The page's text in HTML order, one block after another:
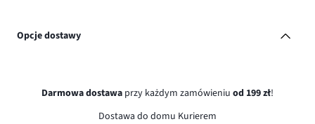
Opcje dostawy
Darmowa dostawa przy każdym zamówieniu od 199 zł!
Dostawa do domu Kurierem